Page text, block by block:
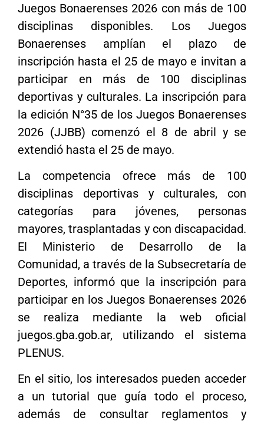
Juegos Bonaerenses 2026 con más de 100
disciplinas disponibles. Los Juegos
Bonaerenses amplían el plazo de
inscripción hasta el 25 de mayo e invitan a
participar en más de 100 disciplinas
deportivas y culturales. La inscripción para
la edición N°35 de los Juegos Bonaerenses
2026 (JJBB) comenzó el 8 de abril y se
extendió hasta el 25 de mayo.
La competencia ofrece más de 100
disciplinas deportivas y culturales, con
categorías para jóvenes, personas
mayores, trasplantadas y con discapacidad.
El Ministerio de Desarrollo de la
Comunidad, a través de la Subsecretaría de
Deportes, informó que la inscripción para
participar en los Juegos Bonaerenses 2026
se realiza mediante la web oficial
juegos.gba.gob.ar, utilizando el sistema
PLENUS.
En el sitio, los interesados pueden acceder
a un tutorial que guía todo el proceso,
además de consultar reglamentos y